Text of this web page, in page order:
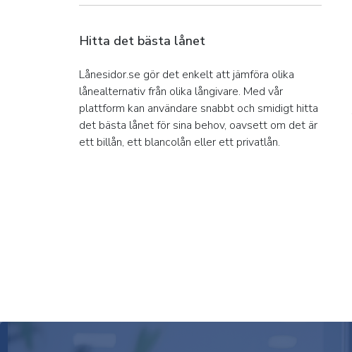
Hitta det bästa lånet
Lånesidor.se gör det enkelt att jämföra olika
lånealternativ från olika långivare. Med vår
plattform kan användare snabbt och smidigt hitta
det bästa lånet för sina behov, oavsett om det är
ett billån, ett blancolån eller ett privatlån.